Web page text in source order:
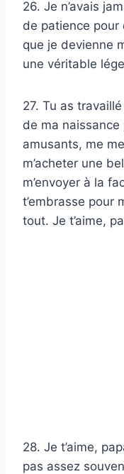
26. Je n’avais
de patience pour
que je devienne
une véritable
27. Tu as
de ma
amusants, me
m’acheter une
m’envoyer à la
t’embrasse pour
tout. Je t’aime,
28. Je t’aime,
pas assez